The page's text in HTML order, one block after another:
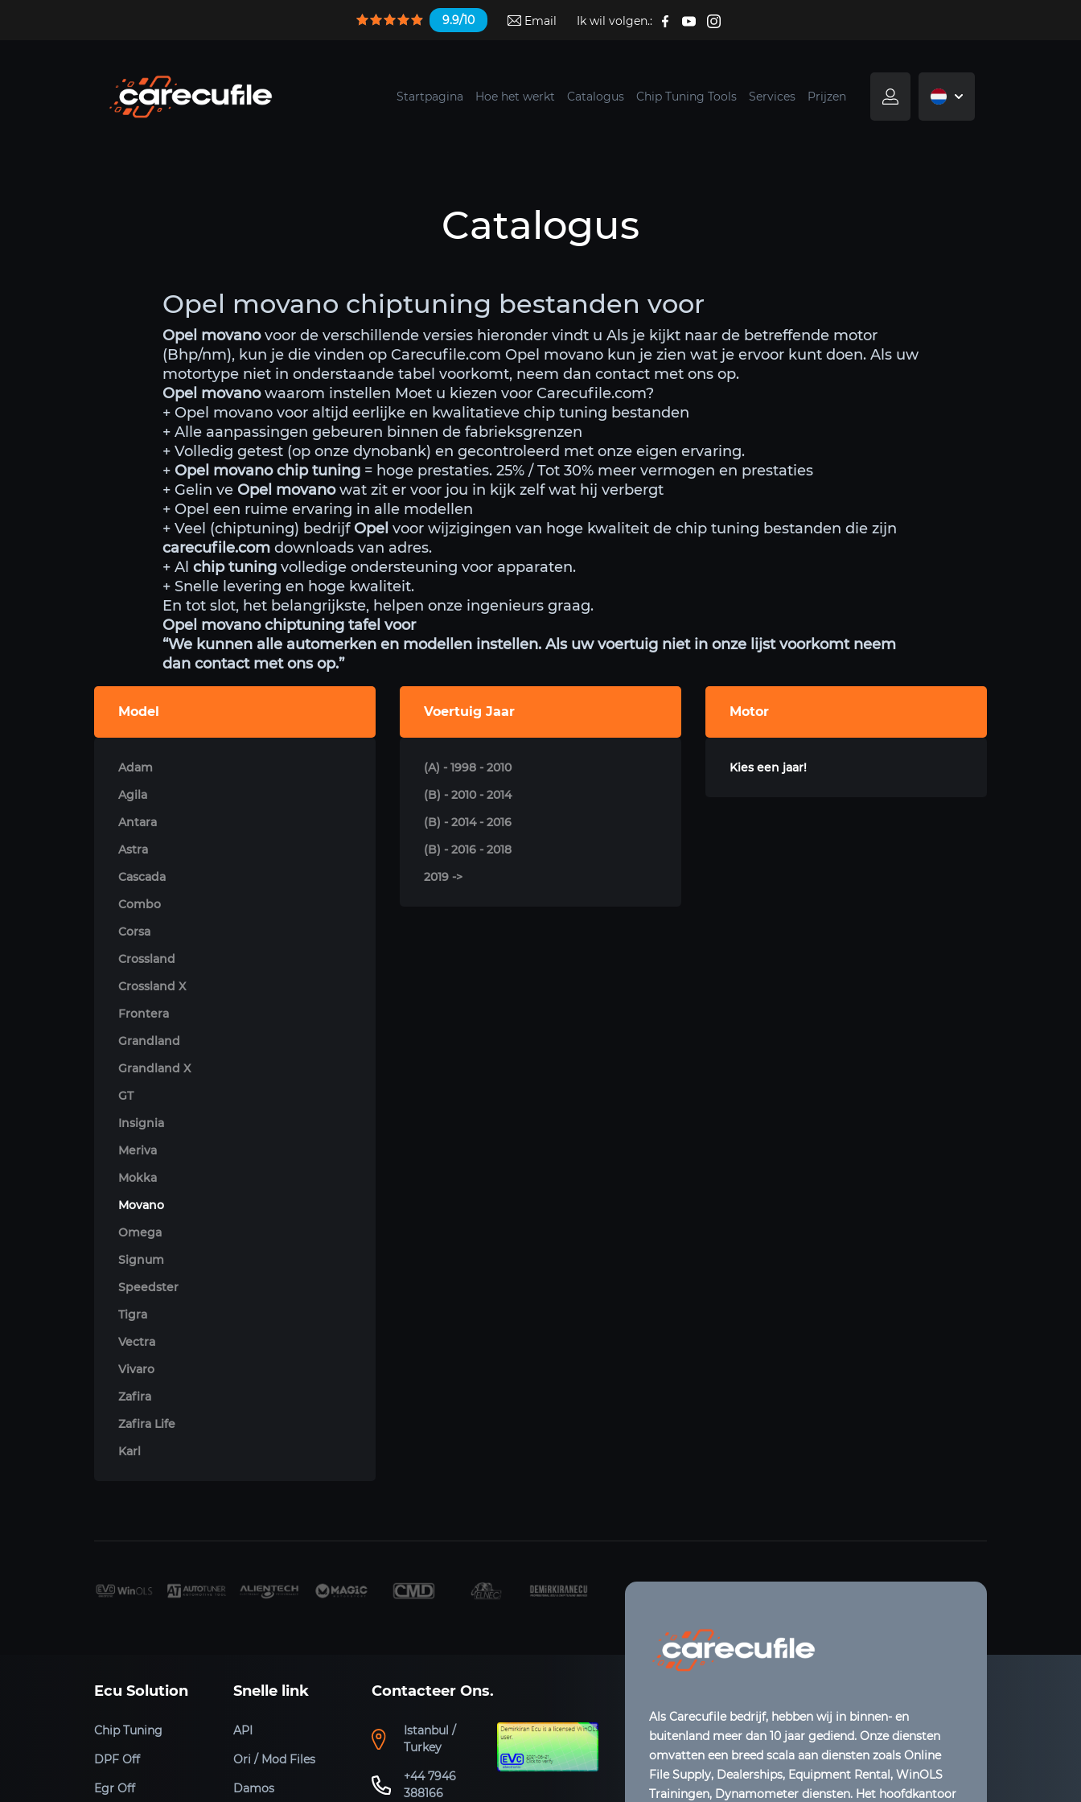
9.9/10 Email Ik wil volgen.:
Startpagina Hoe het werkt Catalogus Chip Tuning Tools Services Prijzen
Catalogus
Opel movano chiptuning bestanden voor
Opel movanovoor de verschillende versies hieronder vindt u Als je kijkt naar de betreffende motor
(Bhp/nm), kun je die vinden op Carecufile.com Opel movano kun je zien wat je ervoor kunt doen. Als uw
motortype niet in onderstaande tabel voorkomt, neem dan contact met ons op.
Opel movanowaarom instellen Moet u kiezen voor Carecufile.com?
+ Opel movano voor altijd eerlijke en kwalitatieve chip tuning bestanden
+ Alle aanpassingen gebeuren binnen de fabrieksgrenzen
+ Volledig getest (op onze dynobank) en gecontroleerd met onze eigen ervaring.
+ Opel movano chip tuning = hoge prestaties. 25% / Tot 30% meer vermogen en prestaties
+ Gelin ve Opel movanowat zit er voor jou in kijk zelf wat hij verbergt
+ Opel een ruime ervaring in alle modellen
+ Veel (chiptuning) bedrijf Opel voor wijzigingen van hoge kwaliteit de chip tuning bestanden die zijn
carecufile.com downloads van adres.
+ Al chip tuning volledige ondersteuning voor apparaten.
+ Snelle levering en hoge kwaliteit.
En tot slot, het belangrijkste, helpen onze ingenieurs graag.
Opel movano chiptuning tafel voor
“We kunnen alle automerken en modellen instellen. Als uw voertuig niet in onze lijst voorkomt neem
dan contact met ons op.”
Model
Adam
Agila
Antara
Astra
Cascada
Combo
Corsa
Crossland
Crossland X
Frontera
Grandland
Grandland X
GT
Insignia
Meriva
Mokka
Movano
Omega
Signum
Speedster
Tigra
Vectra
Vivaro
Zafira
Zafira Life
Karl
Voertuig Jaar
(A) - 1998 - 2010
(B) - 2010 - 2014
(B) - 2014 - 2016
(B) - 2016 - 2018
2019 ->
Motor
Kies een jaar!
Ecu Solution
Chip Tuning
DPF Off
Egr Off
Snelle link
API
Ori / Mod Files
Damos
Contacteer Ons.
Istanbul /
Turkey
+44 7946
388166
Als Carecufile bedrijf, hebben wij in binnen- en
buitenland meer dan 10 jaar gediend. Onze diensten
omvatten een breed scala aan diensten zoals Online
File Supply, Dealerships, Equipment Rental, WinOLS
Trainingen, Dynamometer diensten. Het hoofdkantoor